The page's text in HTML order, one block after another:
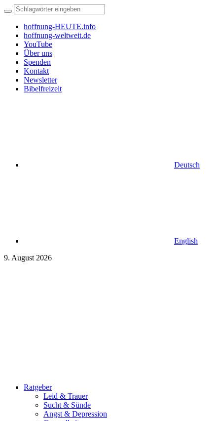
hoffnung-HEUTE.info
hoffnung-weltweit.de
YouTube
Über uns
Spenden
Kontakt
Newsletter
Bibelfreizeit
Deutsch
English
9. August 2026
Ratgeber
Leid & Trauer
Sucht & Sünde
Angst & Depression